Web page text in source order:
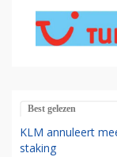
Best gelezen
KLM annuleert
staking